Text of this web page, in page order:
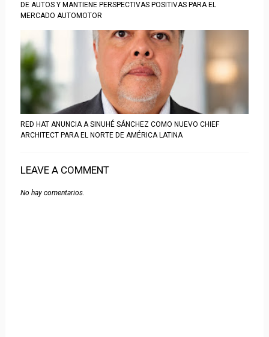
DE AUTOS Y MANTIENE PERSPECTIVAS POSITIVAS PARA EL
MERCADO AUTOMOTOR
RED HAT ANUNCIA A SINUHÉ SÁNCHEZ COMO NUEVO CHIEF
ARCHITECT PARA EL NORTE DE AMÉRICA LATINA
LEAVE A COMMENT
No hay comentarios.